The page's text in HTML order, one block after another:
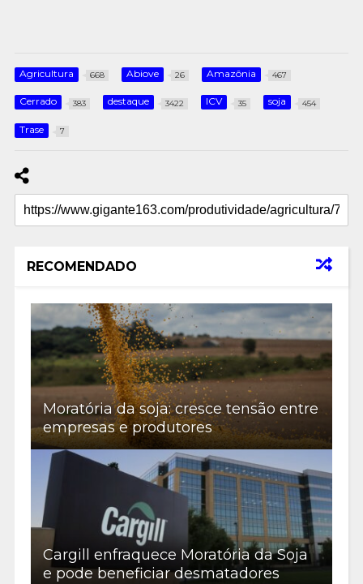
Agricultura 668 Abiove 26 Amazônia 467
Cerrado 383 destaque 3422 ICV 35 soja 454
Trase 7
RECOMENDADO
Moratória da soja: cresce tensão entre
empresas e produtores
Cargill enfraquece Moratória da Soja
e pode beneficiar desmatadores